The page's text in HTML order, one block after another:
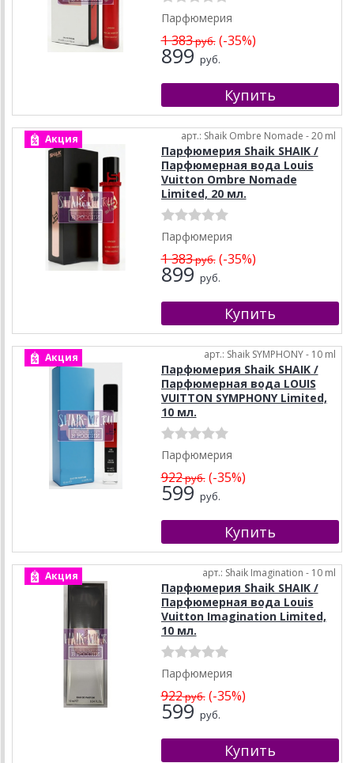
Парфюмерия
1 383руб.(-35%)
899 руб.
Акция арт.: Shaik Ombre Nomade - 20 ml
Парфюмерия Shaik SHAIK /
Парфюмерная вода Louis
Vuitton Ombre Nomade
Limited, 20 мл.
Парфюмерия
1 383руб.(-35%)
899 руб.
Акция арт.: Shaik SYMPHONY - 10 ml
Парфюмерия Shaik SHAIK /
Парфюмерная вода LOUIS
VUITTON SYMPHONY Limited,
10 мл.
Парфюмерия
922руб.(-35%)
599 руб.
Акция арт.: Shaik Imagination - 10 ml
Парфюмерия Shaik SHAIK /
Парфюмерная вода Louis
Vuitton Imagination Limited,
10 мл.
Парфюмерия
922руб.(-35%)
599 руб.